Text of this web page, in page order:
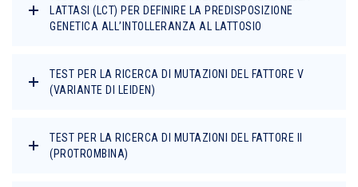
LATTASI (LCT) PER DEFINIRE LA PREDISPOSIZIONE
GENETICA ALL’INTOLLERANZA AL LATTOSIO
TEST PER LA RICERCA DI MUTAZIONI DEL FATTORE V
(VARIANTE DI LEIDEN)
TEST PER LA RICERCA DI MUTAZIONI DEL FATTORE II
(PROTROMBINA)